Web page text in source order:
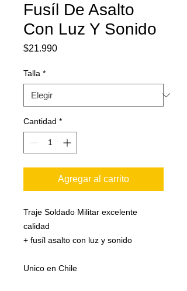
Fusíl De Asalto
Con Luz Y Sonido
$21.990Precio
Talla *
Cantidad *
Agregar al carrito
Traje Soldado Militar excelente
calidad
+ fusíl asalto con luz y sonido
Unico en Chile